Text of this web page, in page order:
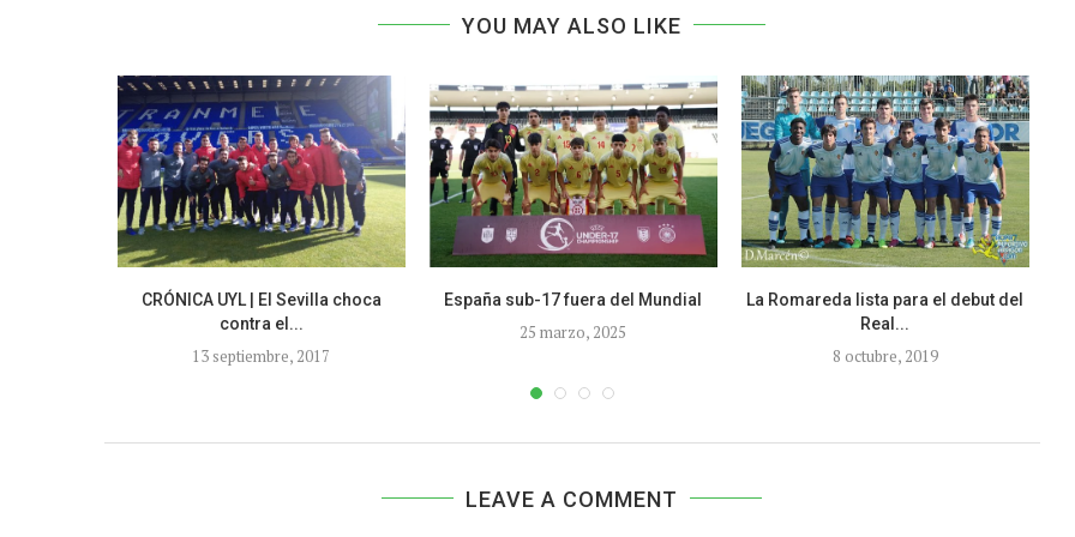
YOU MAY ALSO LIKE
CRÓNICA UYL | El Sevilla choca
contra el...
13 septiembre, 2017
España sub-17 fuera del Mundial
25 marzo, 2025
La Romareda lista para el debut del
Real...
8 octubre, 2019
LEAVE A COMMENT